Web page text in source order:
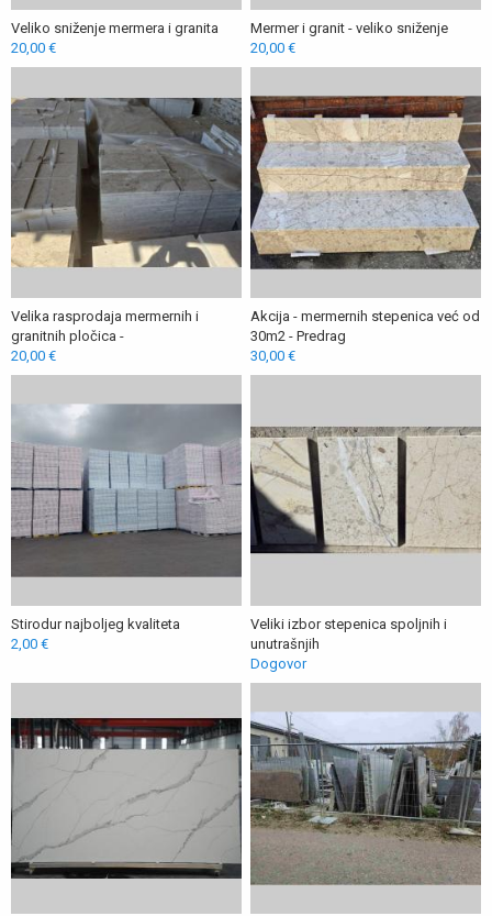
Veliko sniženje mermera i granita
20,00 €
Mermer i granit - veliko sniženje
20,00 €
Velika rasprodaja mermernih i
granitnih pločica -
20,00 €
Akcija - mermernih stepenica već od
30m2 - Predrag
30,00 €
Stirodur najboljeg kvaliteta
2,00 €
Veliki izbor stepenica spoljnih i
unutrašnjih
Dogovor